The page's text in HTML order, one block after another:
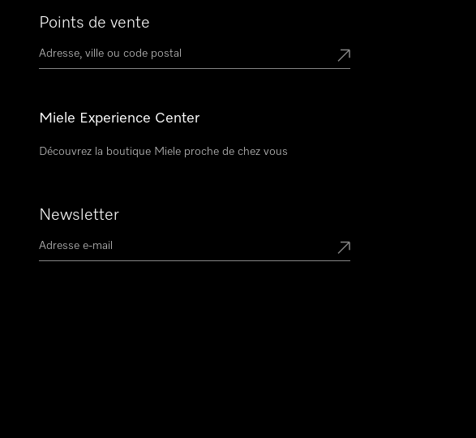
Points de vente
Miele Experience Center
Découvrez la boutique Miele proche de chez vous
Newsletter